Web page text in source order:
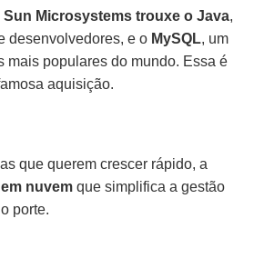
Sun Microsystems trouxe o Java,
desenvolvedores, e o MySQL, um
mais populares do mundo. Essa é
aquisição.
que querem crescer rápido, a
nuvemque simplifica a gestão
porte.